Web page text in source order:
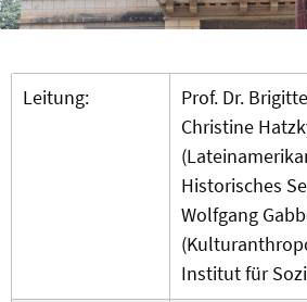
Leitung:
Prof. Dr.
Christine
Historisches
Wolfgang
Institut für